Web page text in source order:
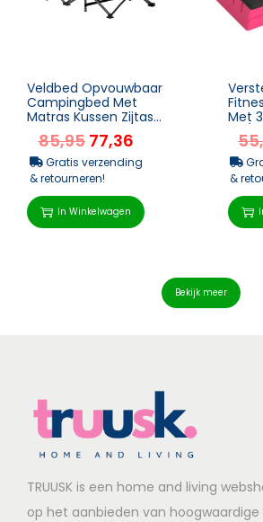
Veldbed Opvouwbaar
Campingbed Met
Matras Kussen Zijtas
190 X 65 X 37 Cm
Campingligstoel Voor
Volwass...
85,95 77,36
Gratis verzending
& retourneren!
In Winkelwagen
Met
(12/
slip
&
Bekijk meer
TRUUSK is een home and living
op het aanbieden van